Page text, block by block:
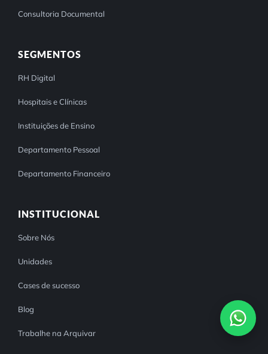
Consultoria Documental
SEGMENTOS
RH Digital
Hospitais e Clínicas
Instituições de Ensino
Departamento Pessoal
Departamento Financeiro
INSTITUCIONAL
Sobre Nós
Unidades
Cases de sucesso
Blog
Trabalhe na Arquivar